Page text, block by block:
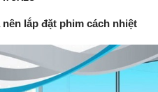
nên lắp đặt phim cách nhiệt